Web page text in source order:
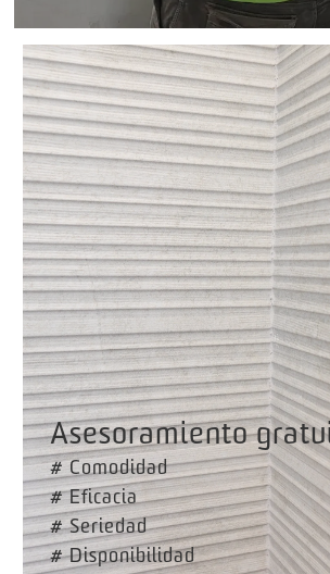
Asesoramiento
# Comodidad
# Eficacia
# Seriedad
# Disponibilidad